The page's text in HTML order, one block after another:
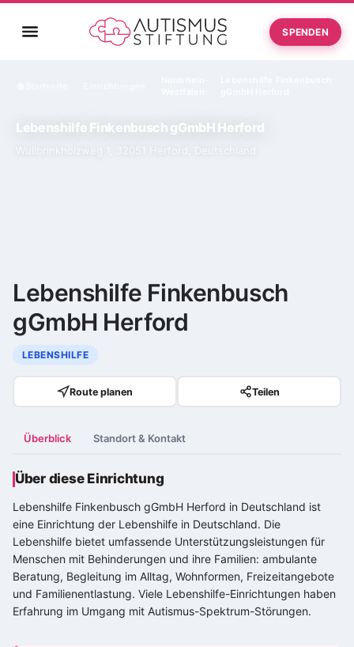
SPENDEN
Lebenshilfe Finkenbusch gGmbH Herford
Wullbrinkholzweg 1, 32051 Herford, Deutschland
Lebenshilfe Finkenbusch
gGmbH Herford
LEBENSHILFE
Route planen Teilen
Überblick Standort & Kontakt
Über diese Einrichtung
Lebenshilfe Finkenbusch gGmbH Herford in Deutschland ist
eine Einrichtung der Lebenshilfe in Deutschland. Die
Lebenshilfe bietet umfassende Unterstützungsleistungen für
Menschen mit Behinderungen und ihre Familien: ambulante
Beratung, Begleitung im Alltag, Wohnformen, Freizeitangebote
und Familienentlastung. Viele Lebenshilfe-Einrichtungen haben
Erfahrung im Umgang mit Autismus-Spektrum-Störungen.